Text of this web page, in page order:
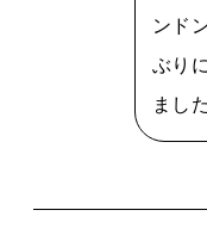
ンド
ぶり
まし